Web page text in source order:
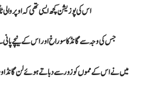
اس کی پوزیشن کچھ ایسی تھی کہ اوپر
جس کی وجہ سے گانڈ کا سوراخ اور اس کے نیچے
میں نے اس کے مموں کو زور سے دباتے ہوئے لن گانڈ اور